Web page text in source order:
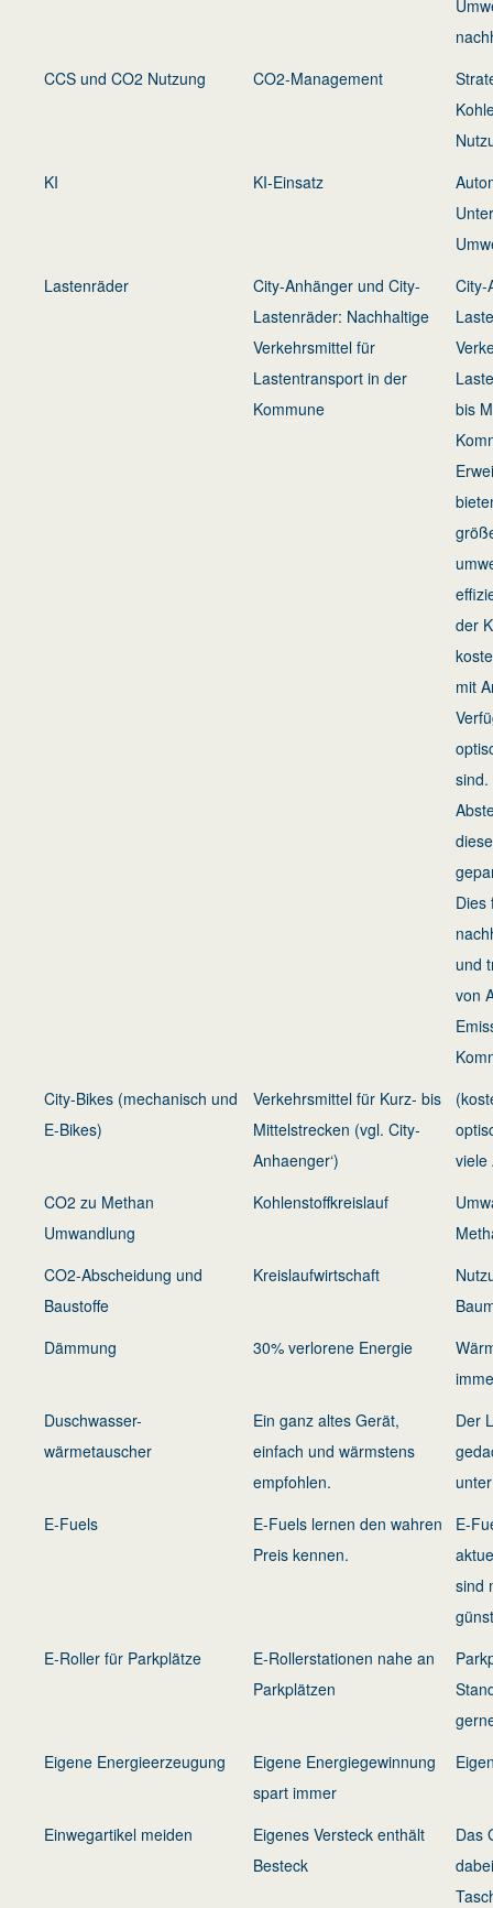
CCS und CO2 Nutzung
CO2-Management
KI
KI-Einsatz
Lastenräder
City-Anhänger und City-
Lastenräder: Nachhaltige
Verkehrsmittel für
Lastentransport in der
Kommune
City-
bis
der
mit
sind.
Dies
und
von
City-Bikes (mechanisch und
E-Bikes)
Verkehrsmittel für Kurz- bis
Mittelstrecken (vgl. City-
Anhaenger‘)
viele
CO2 zu Methan
Umwandlung
Kohlenstoffkreislauf
CO2-Abscheidung und
Baustoffe
Kreislaufwirtschaft
Dämmung
30% verlorene Energie
Duschwasser-
wärmetauscher
Ein ganz altes Gerät,
einfach und wärmstens
empfohlen.
Der
E-Fuels
E-Fuels lernen den wahren
Preis kennen.
E-
sind
E-Roller für Parkplätze
E-Rollerstationen nahe an
Parkplätzen
Eigene Energieerzeugung
Eigene Energiegewinnung
spart immer
Einwegartikel meiden
Eigenes Versteck enthält
Besteck
Das